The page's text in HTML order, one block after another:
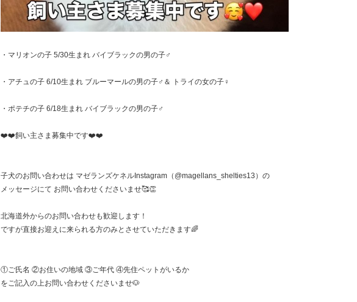
・マリオンの子 5/30生まれ バイブラックの男の子♂
・アチュの子 6/10生まれ ブルーマールの男の子♂＆ トライの女の子♀
・ポテチの子 6/18生まれ バイブラックの男の子♂
❤️❤️飼い主さま募集中です❤️❤️
子犬のお問い合わせは マゼランズケネルInstagram（@magellans_shelties13）の
メッセージにて お問い合わせくださいませ🥰👏
北海道外からのお問い合わせも歓迎します！
ですが直接お迎えに来られる方のみとさせていただきます🌈
①ご氏名 ②お住いの地域 ③ご年代 ④先住ペットがいるか
をご記入の上お問い合わせくださいませ🐶